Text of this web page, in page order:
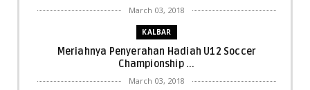
March 03, 2018
KALBAR
Meriahnya Penyerahan Hadiah U12 Soccer
Championship ...
March 03, 2018